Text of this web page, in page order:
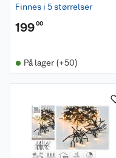
Finnes i 5 størrelser
19900
På lager (+50)